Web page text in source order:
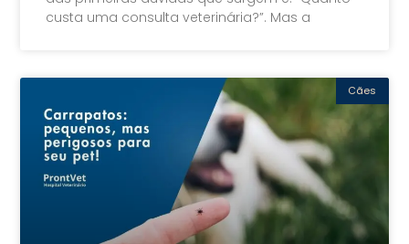
custa uma consulta veterinária?”. Mas a
Cães